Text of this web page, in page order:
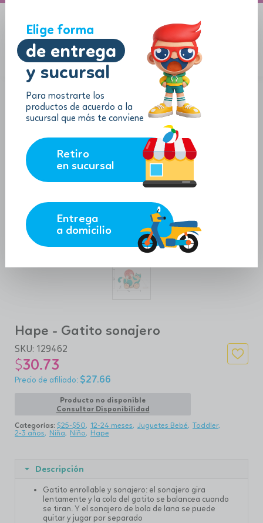
Elige forma
de entrega
y sucursal
Para mostrarte los
productos de acuerdo a la
sucursal que más te conviene
Retiro
en sucursal
Entrega
a domicilio
Hape - Gatito sonajero
SKU: 129462
$30.73
$27.66
Producto no disponible
Consultar Disponibilidad
Categorías: $25-$50 12-24 meses Juguetes Bebé Toddler
2-3 años
Niña Niño Hape
Descripción
Gatito enrollable y sonajero: el sonajero gira
lentamente y la cola del gatito se balancea cuando
se tiran. Y el sonajero de bola de lana se puede
quitar y jugar por separado